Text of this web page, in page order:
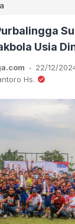
Usia
. 22/12/
Hs.